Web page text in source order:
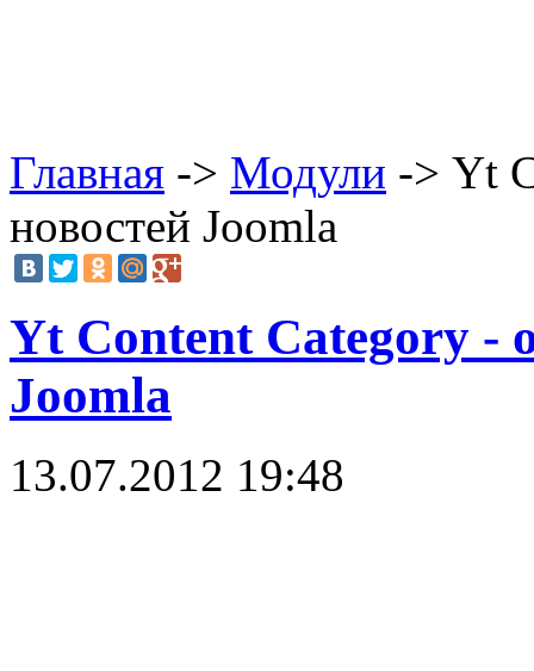
Главная -> Модули -> Yt
новостей Joomla
Yt Content Category -
Joomla
13.07.2012 19:48